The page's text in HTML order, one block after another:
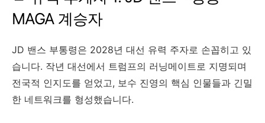
MAGA 계승자
JD 밴스 부통령은 2028년 대선 유력 주자로 손꼽히고 있
습니다. 작년 대선에서 트럼프의 러닝메이트로 지명되며
전국적 인지도를 얻었고, 보수 진영의 핵심 인물들과 긴밀
한 네트워크를 형성했습니다.